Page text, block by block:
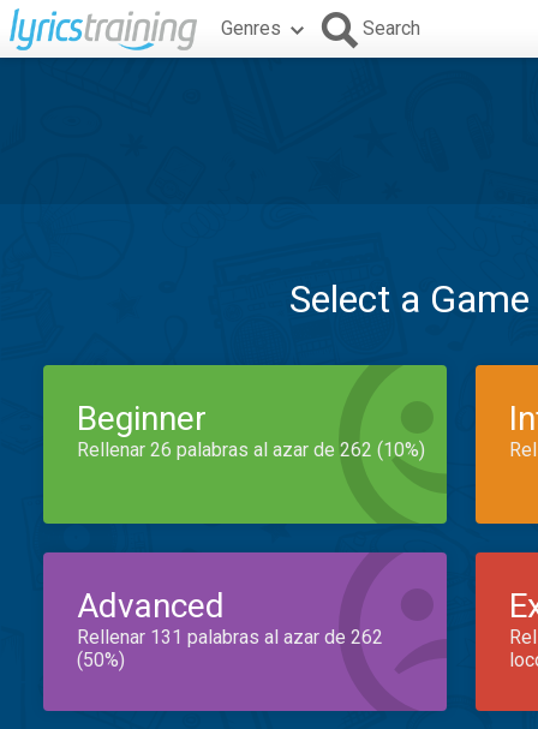
Genres Search
Select a
Beginner
Rellenar 26 palabras al azar de 262 (10%)
Advanced
Rellenar 131 palabras al azar de 262
(50%)